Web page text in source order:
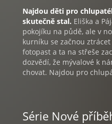
Najdou děti pro
skutečně stal. Eliška a
pokojíku na půdě, ale v
kurníku se začnou
fotopast a ta na střeše
dozvědí, že mývalové k
chovat. Najdou pro
Série Nové